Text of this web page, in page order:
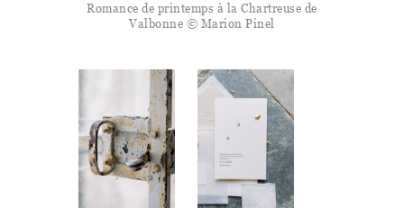
Romance de printemps à la Chartreuse de
Valbonne © Marion Pinel